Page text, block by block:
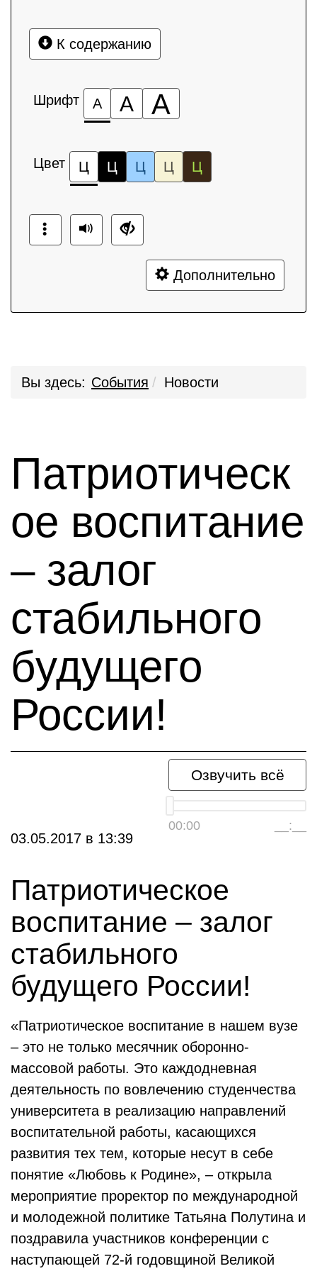
К содержанию
Шрифт А А А
Цвет Ц Ц Ц Ц Ц
Дополнительно
Вы здесь: События Новости
Патриотическ
ое воспитание
– залог
стабильного
будущего
России!
Озвучить всё
00:00 __:__
03.05.2017 в 13:39
Патриотическое
воспитание – залог
стабильного
будущего России!
«Патриотическое воспитание в нашем вузе
– это не только месячник оборонно-
массовой работы. Это каждодневная
деятельность по вовлечению студенчества
университета в реализацию направлений
воспитательной работы, касающихся
развития тех тем, которые несут в себе
понятие «Любовь к Родине», – открыла
мероприятие проректор по международной
и молодежной политике Татьяна Полутина и
поздравила участников конференции с
наступающей 72-й годовщиной Великой